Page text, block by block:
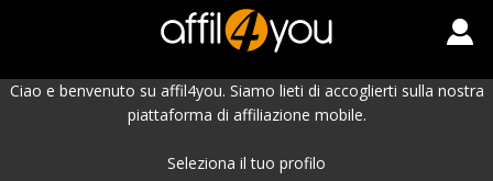
Ciao e benvenuto su affil4you. Siamo lieti di accoglierti sulla nostra
piattaforma di affiliazione mobile.
Seleziona il tuo profilo